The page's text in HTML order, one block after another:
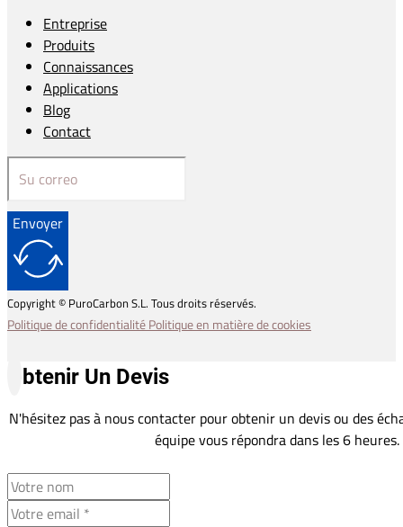
Entreprise
Produits
Connaissances
Applications
Blog
Contact
Envoyer
Copyright © PuroCarbon S.L. Tous droits réservés.
Politique de confidentialitéPolitique en matière de cookies
Obtenir Un Devis
N'hésitez pas à nous contacter pour obtenir un devis ou des
équipe vous répondra dans les 6 heures.